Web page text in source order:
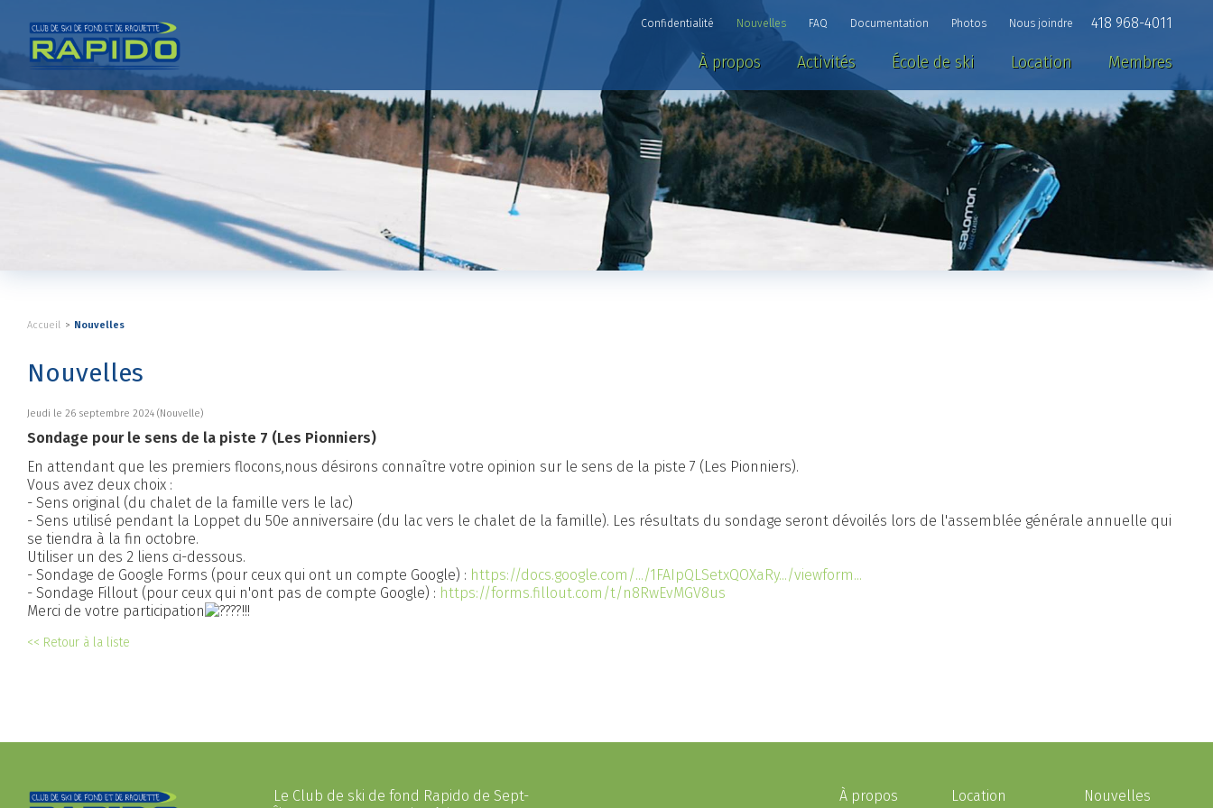
À propos Activités École de ski Location Membres
Confidentialité Nouvelles FAQ Documentation Photos Nous joindre 418 968-4011
Accueil Nouvelles
Nouvelles
Jeudi le 26 septembre 2024 (Nouvelle)
Sondage pour le sens de la piste 7 (Les Pionniers)
En attendant que les premiers flocons,nous désirons connaître votre opinion sur le sens de la piste 7 (Les Pionniers).
Vous avez deux choix :
- Sens original (du chalet de la famille vers le lac)
- Sens utilisé pendant la Loppet du 50e anniversaire (du lac vers le chalet de la famille). Les résultats du sondage seront dévoilés lors de l'assemblée générale annuelle qui
se tiendra à la fin octobre.
Utiliser un des 2 liens ci-dessous.
- Sondage de Google Forms (pour ceux qui ont un compte Google) : https://docs.google.com/.../1FAIpQLSetxQOXaRy.../viewform...
- Sondage Fillout (pour ceux qui n'ont pas de compte Google) : https://forms.fillout.com/t/n8RwEvMGV8us
Merci de votre participation
!!!
<< Retour à la liste
Le Club de ski de fond Rapido de Sept-
À propos Location Nouvelles